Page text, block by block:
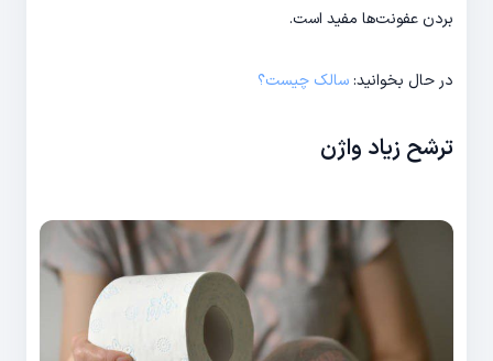
بردن عفونت‌ها مفید است.
در حال بخوانید:سالک چیست؟
ترشح زیاد واژن